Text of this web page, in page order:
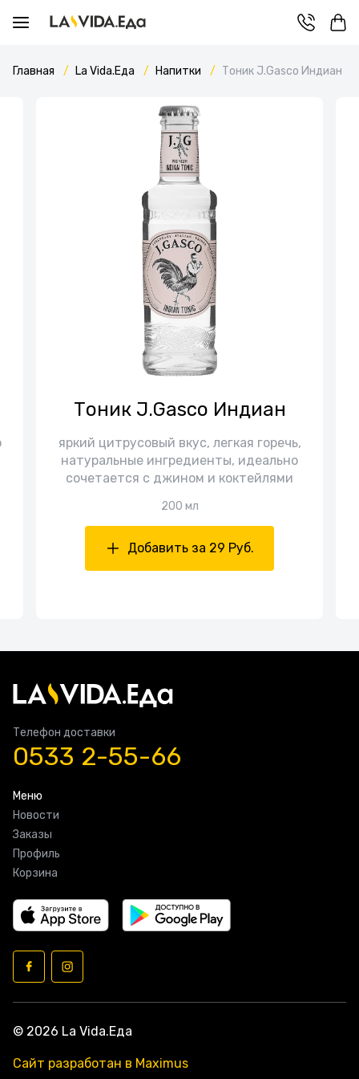
Главная La Vida.Еда Напитки Тоник J.Gasco Индиан
Тоник J.Gasco Индиан
яркий цитрусовый вкус, легкая горечь,
натуральные ингредиенты, идеально
сочетается с джином и коктейлями
200 мл
Добавить за 29 Руб.
Телефон доставки
0533 2-55-66
Меню
Новости
Заказы
Профиль
Корзина
© 2026 La Vida.Еда
Сайт разработан в Maximus